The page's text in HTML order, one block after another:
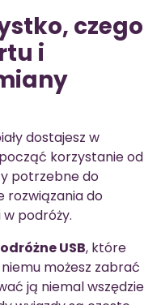
czego
i
dostajesz w
korzystanie od
potrzebne do
rozwiązania do
podróży.
USB, które
niemu możesz zabrać
ją niemal wszędzie